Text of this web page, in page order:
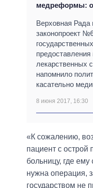
медреформы:
Верховная Рада
законопроект
лекарственных
напомнило
касательно
8 июня 2017, 16:30
«К сожалению,
пациент с острой
больницу, где
нужна операция,
государством не